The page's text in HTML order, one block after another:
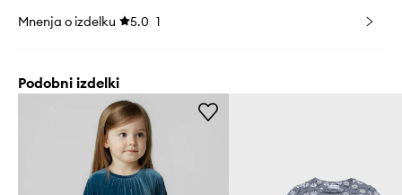
Mnenja o izdelku 5.0 1
Podobni izdelki